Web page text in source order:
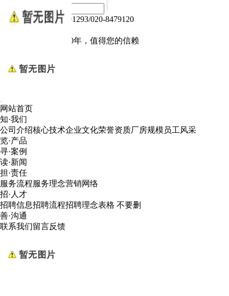
热线电话：020-84791293/020-8479120
电子产品我们做了10年，值得您的信赖
网站首页
知·我们
公司介绍核心技术企业文化荣誉资质厂房规模 员工风采
览·产品
寻·案例
读·新闻
担·责任
服务流程服务理念营销网络
招·人才
招聘信息招聘流程招聘理念表格 不要删
善·沟通
联系我们留言反馈